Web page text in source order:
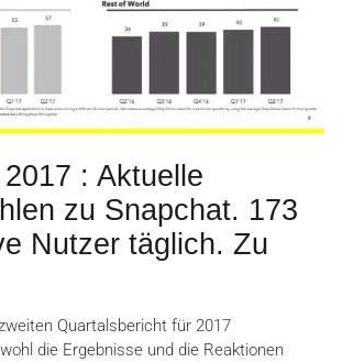
: Aktuelle
zu Snapchat. 173
Nutzer täglich. Zu
Quartalsbericht für 2017
die Ergebnisse und die Reaktionen